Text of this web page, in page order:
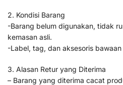
2. Kondisi Barang
-Barang belum digunakan, tidak
kemasan asli.
-Label, tag, dan aksesoris
3. Alasan Retur yang Diterima
– Barang yang diterima cacat